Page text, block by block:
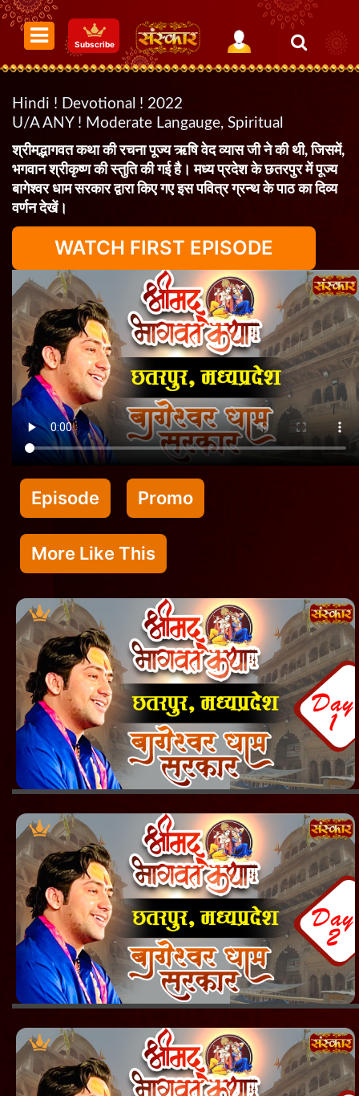
Subscribe
Hindi ! Devotional ! 2022
U/A ANY ! Moderate Langauge, Spiritual
श्रीमद्भागवत कथा की रचना पूज्य ऋषि वेद व्यास जी ने की थी, जिसमें,
भगवान श्रीकृष्ण की स्तुति की गई है। मध्य प्रदेश के छतरपुर में पूज्य
बागेश्वर धाम सरकार द्वारा किए गए इस पवित्र ग्रन्थ के पाठ का दिव्य
वर्णन देखें।
WATCH FIRST EPISODE
Episode Promo
More Like This